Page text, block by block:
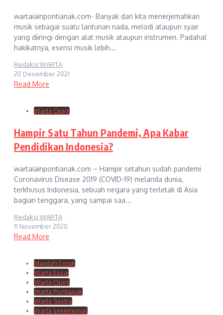
wartaiainpontianak.com- Banyak dari kita menerjemahkan
musik sebagai suatu lantunan nada, melodi ataupun syair
yang diiringi dengan alat musik ataupun instrumen. Padahal
hakikatnya, esensi musik lebih...
Redaksi WARTA
20 Desember 2021
Read More
Warta Opini
Hampir Satu Tahun Pandemi, Apa Kabar
Pendidikan Indonesia?
wartaiainpontianak.com – Hampir setahun sudah pandemi
Coronavirus Disease 2019 (COVID-19) melanda dunia,
terkhusus Indonesia, sebuah negara yang terletak di Asia
bagian tenggara, yang sampai saa...
Redaksi WARTA
11 November 2020
Read More
Majalah Cetak
Warta Essai
Warta Opini
Warta Pontianak
Warta Sastra
Warta seremonial